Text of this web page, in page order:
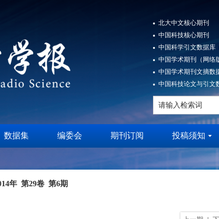
北大中文核心期刊
中国科技核心期刊
中国科学引文数据库
中国学术期刊（网络
中国学术期刊文摘数
中国科技论文与引文
数据集 编委会 期刊订阅 投稿须知
年 第29卷 第6期